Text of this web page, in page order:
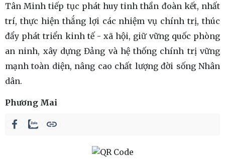
Tân Minh tiếp tục phát huy tinh thần đoàn kết, nhất
trí, thực hiện thắng lợi các nhiệm vụ chính trị, thúc
đẩy phát triển kinh tế - xã hội, giữ vững quốc phòng
an ninh, xây dựng Đảng và hệ thống chính trị vững
mạnh toàn diện, nâng cao chất lượng đời sống Nhân
dân.
Phương Mai